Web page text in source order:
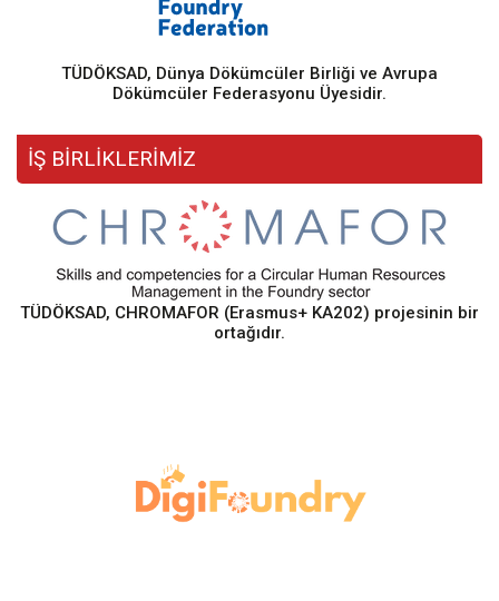
TÜDÖKSAD, Dünya Dökümcüler Birliği ve Avrupa
Dökümcüler Federasyonu Üyesidir.
İŞ BİRLİKLERİMİZ
TÜDÖKSAD, CHROMAFOR (Erasmus+ KA202) projesinin bir
ortağıdır.